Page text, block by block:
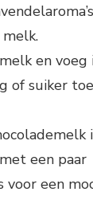
en voeg
of suiker
een paar
voor een